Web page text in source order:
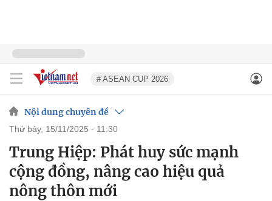
# ASEAN CUP 2026
Nội dung chuyên đề
thứ bảy, 15/11/2025 - 11:30
Trung Hiệp: Phát huy sức mạnh
cộng đồng, nâng cao hiệu quả
nông thôn mới